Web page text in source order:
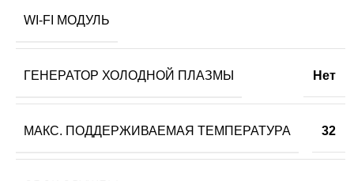
WI-FI МОДУЛЬ
ГЕНЕРАТОР ХОЛОДНОЙ ПЛАЗМЫ Нет
МАКС. ПОДДЕРЖИВАЕМАЯ ТЕМПЕРАТУРА 32